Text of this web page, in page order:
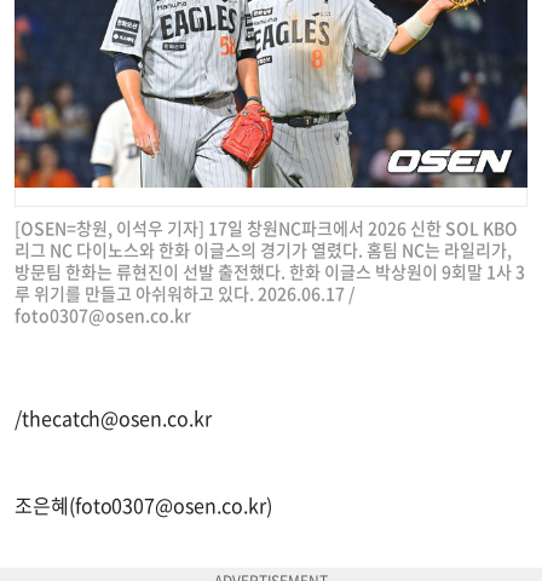
[OSEN=창원, 이석우 기자] 17일 창원NC파크에서 2026 신한 SOL KBO
리그 NC 다이노스와 한화 이글스의 경기가 열렸다. 홈팀 NC는 라일리가,
방문팀 한화는 류현진이 선발 출전했다. 한화 이글스 박상원이 9회말 1사 3
루 위기를 만들고 아쉬워하고 있다. 2026.06.17 /
foto0307@osen.co.kr
/thecatch@osen.co.kr
조은혜(foto0307@osen.co.kr)